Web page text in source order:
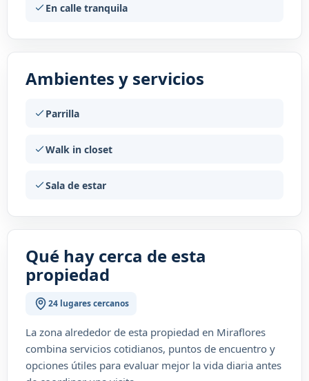
En calle tranquila
Ambientes y servicios
Parrilla
Walk in closet
Sala de estar
Qué hay cerca de esta
propiedad
24 lugares cercanos
La zona alrededor de esta propiedad en Miraflores
combina servicios cotidianos, puntos de encuentro y
opciones útiles para evaluar mejor la vida diaria antes